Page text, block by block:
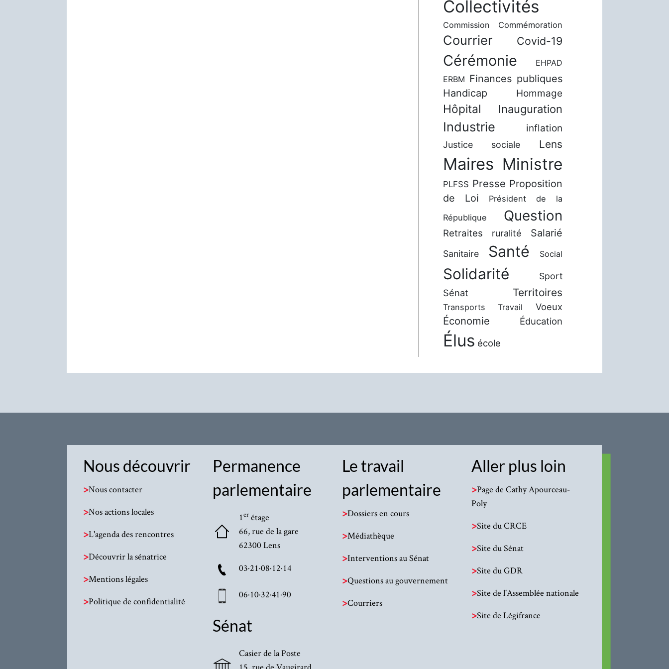
Collectivités
Commission Commémoration
Courrier Covid-19
Cérémonie
EHPAD
ERBM Finances publiques
Handicap
Hommage
Hôpital Inauguration
Industrie inflation
Justice sociale Lens
Maires Ministre
PLFSS Presse Proposition
de Loi
Président de la
République
Question
Retraites ruralité Salarié
Sanitaire Santé Social
Solidarité Sport
Sénat Territoires
Transports Travail Voeux
Économie Éducation
Élus école
Nous découvrir
>Nous contacter
>Nos actions locales
>L'agenda des rencontres
>Découvrir la sénatrice
>Mentions légales
>Politique de confidentialité
Permanence
parlementaire
1er étage
66, rue de la gare
62300 Lens
03·21·08·12·14
06·10·32·41·90
Sénat
Casier de la Poste
Le travail
parlementaire
>Dossiers en cours
>Médiathèque
>Interventions au Sénat
>Questions au gouvernement
>Courriers
Aller plus loin
>Page de Cathy Apourceau-
Poly
>Site du CRCE
>Site du Sénat
>Site du GDR
>Site de l'Assemblée nationale
>Site de Légifrance